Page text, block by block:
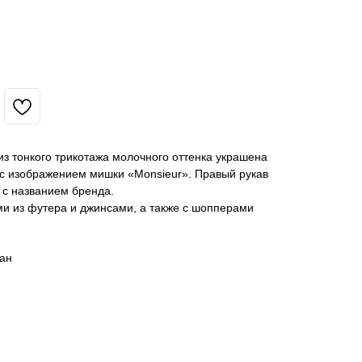
тонкого трикотажа молочного оттенка украшена
изображением мишки «Monsieur». Правый рукав
названием бренда.
из футера и джинсами, а также с шопперами